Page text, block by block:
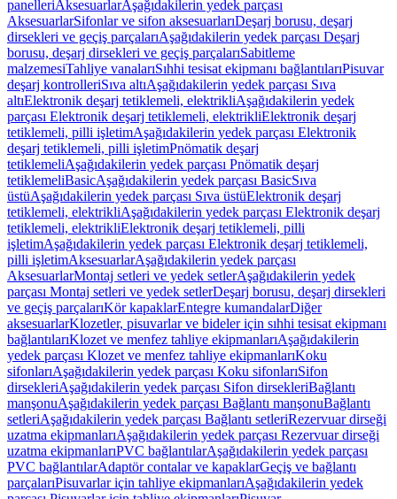
panelleriAksesuarlarAşağıdakilerin yedek parçası
AksesuarlarSifonlar ve sifon aksesuarlarıDeşarj borusu, deşarj
dirsekleri ve geçiş parçalarıAşağıdakilerin yedek parçası Deşarj
borusu, deşarj dirsekleri ve geçiş parçalarıSabitleme
malzemesiTahliye vanalarıSıhhi tesisat ekipmanı bağlantılarıPisuvar
deşarj kontrolleriSıva altıAşağıdakilerin yedek parçası Sıva
altıElektronik deşarj tetiklemeli, elektrikliAşağıdakilerin yedek
parçası Elektronik deşarj tetiklemeli, elektrikliElektronik deşarj
tetiklemeli, pilli işletimAşağıdakilerin yedek parçası Elektronik
deşarj tetiklemeli, pilli işletimPnömatik deşarj
tetiklemeliAşağıdakilerin yedek parçası Pnömatik deşarj
tetiklemeliBasicAşağıdakilerin yedek parçası BasicSıva
üstüAşağıdakilerin yedek parçası Sıva üstüElektronik deşarj
tetiklemeli, elektrikliAşağıdakilerin yedek parçası Elektronik deşarj
tetiklemeli, elektrikliElektronik deşarj tetiklemeli, pilli
işletimAşağıdakilerin yedek parçası Elektronik deşarj tetiklemeli,
pilli işletimAksesuarlarAşağıdakilerin yedek parçası
AksesuarlarMontaj setleri ve yedek setlerAşağıdakilerin yedek
parçası Montaj setleri ve yedek setlerDeşarj borusu, deşarj dirsekleri
ve geçiş parçalarıKör kapaklarEntegre kumandalarDiğer
aksesuarlarKlozetler, pisuvarlar ve bideler için sıhhi tesisat ekipmanı
bağlantılarıKlozet ve menfez tahliye ekipmanlarıAşağıdakilerin
yedek parçası Klozet ve menfez tahliye ekipmanlarıKoku
sifonlarıAşağıdakilerin yedek parçası Koku sifonlarıSifon
dirsekleriAşağıdakilerin yedek parçası Sifon dirsekleriBağlantı
manşonuAşağıdakilerin yedek parçası Bağlantı manşonuBağlantı
setleriAşağıdakilerin yedek parçası Bağlantı setleriRezervuar dirseği
uzatma ekipmanlarıAşağıdakilerin yedek parçası Rezervuar dirseği
uzatma ekipmanlarıPVC bağlantılarAşağıdakilerin yedek parçası
PVC bağlantılarAdaptör contalar ve kapaklarGeçiş ve bağlantı
parçalarıPisuvarlar için tahliye ekipmanlarıAşağıdakilerin yedek